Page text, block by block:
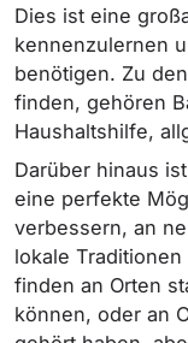
Dies ist eine
kennenzulernen
benötigen. Zu
finden, gehören
Haushaltshilfe,
Darüber hinaus
eine perfekte
verbessern, an
lokale
finden an Orten
können, oder an